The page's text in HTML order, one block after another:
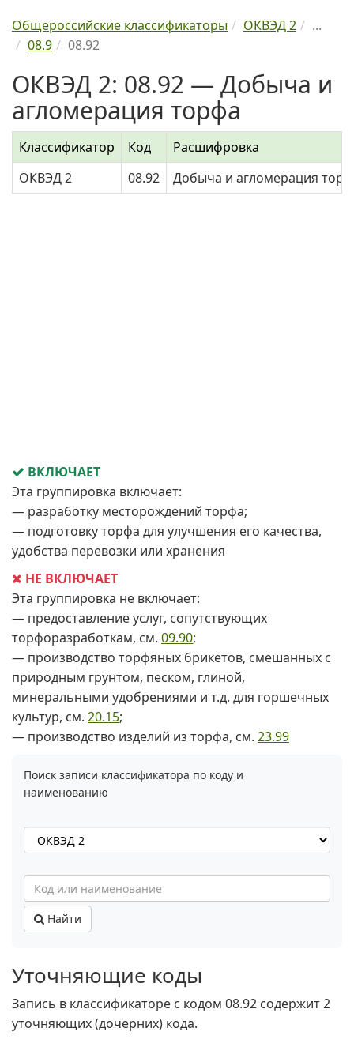
Общероссийские классификаторы ОКВЭД 2
...
08.9
08.92
ОКВЭД 2: 08.92 — Добыча и
агломерация торфа
Классификатор Код
Расшифровка
ОКВЭД 2
08.92 Добыча и агломерация
ВКЛЮЧАЕТ
Эта группировка включает:
— разработку месторождений торфа;
— подготовку торфа для улучшения его качества,
удобства перевозки или хранения
НЕ ВКЛЮЧАЕТ
Эта группировка не включает:
— предоставление услуг, сопутствующих
торфоразработкам, см. 09.90;
— производство торфяных брикетов, смешанных с
природным грунтом, песком, глиной,
минеральными удобрениями и т.д. для горшечных
культур, см. 20.15;
— производство изделий из торфа, см. 23.99
Поиск записи классификатора по коду и
наименованию
Найти
Уточняющие коды
Запись в классификаторе с кодом 08.92 содержит 2
уточняющих (дочерних) кода.